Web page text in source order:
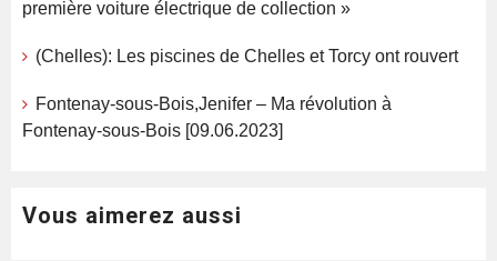
première voiture électrique de collection »
(Chelles): Les piscines de Chelles et Torcy ont rouvert
Fontenay-sous-Bois,Jenifer – Ma révolution à
Fontenay-sous-Bois [09.06.2023]
Vous aimerez aussi